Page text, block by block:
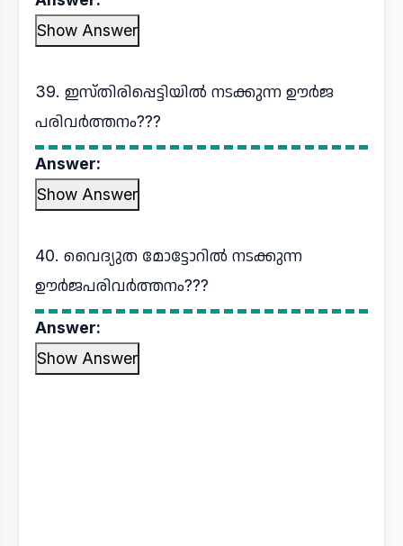
Show Answer
39. ഇസ്തിരിപ്പെട്ടിയിൽ നടക്കുന്ന ഊർജ
പരിവർത്തനം???
Answer:
Show Answer
40. വൈദ്യുത മോട്ടോറിൽ നടക്കുന്ന
ഊർജപരിവർത്തനം???
Answer:
Show Answer